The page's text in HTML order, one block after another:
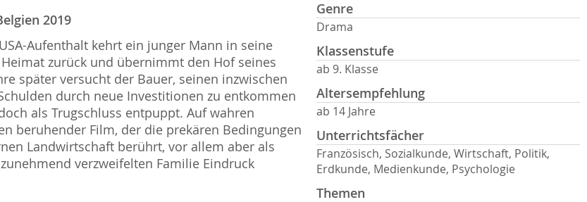
2019
Aufenthalt kehrt ein junger Mann in seine
zurück und übernimmt den Hof seines
später versucht der Bauer, seinen inzwischen
durch neue Investitionen zu entkommen
als Trugschluss entpuppt. Auf wahren
beruhender Film, der die prekären Bedingungen
Landwirtschaft berührt, vor allem aber als
verzweifelten Familie Eindruck
Genre
Drama
Klassenstufe
ab 9. Klasse
Altersempfehlung
ab 14 Jahre
Unterrichtsfächer
Französisch, Sozialkunde, Wirtschaft, Politik,
Erdkunde, Medienkunde, Psychologie
Themen